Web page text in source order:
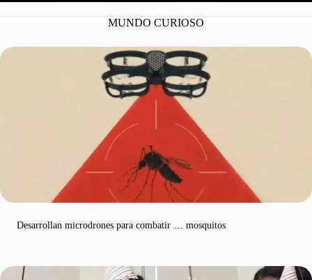
MUNDO CURIOSO
Desarrollan microdrones para combatir … mosquitos